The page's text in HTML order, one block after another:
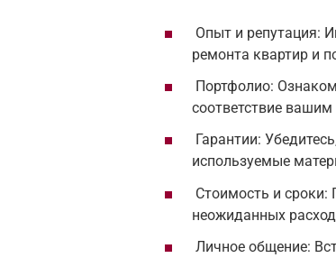
Опыт и репутация:
ремонта квартир и
Портфолио:
соответствие
Гарантии:
используемые
Стоимость и сроки:
неожиданных
Личное общение: